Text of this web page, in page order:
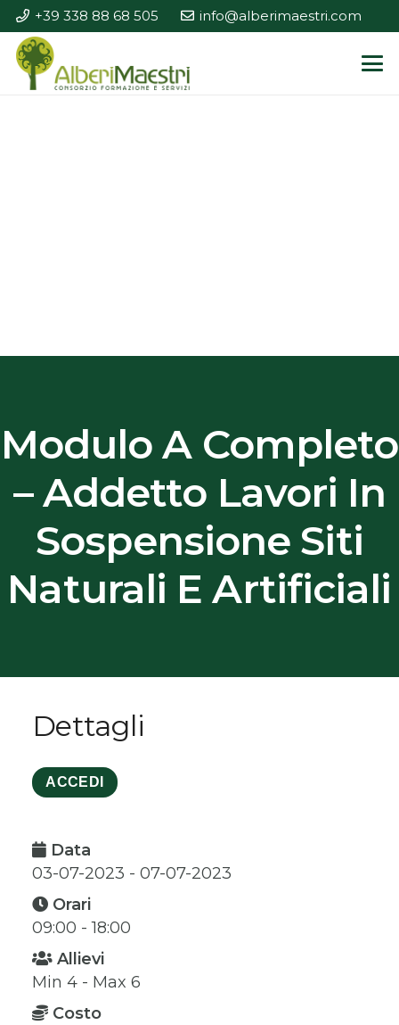
+39 338 88 68 505 info@alberimaestri.com
Modulo A Completo
– Addetto Lavori In
Sospensione Siti
Naturali E Artificiali
Dettagli
ACCEDI
Data
03-07-2023 - 07-07-2023
Orari
09:00 - 18:00
Allievi
Min 4 - Max 6
Costo